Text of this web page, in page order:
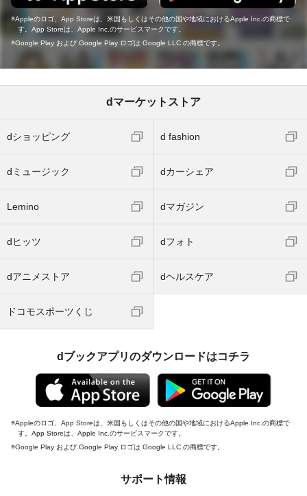
Appleのロゴ、App Storeは、米国もしくはその他の国や地域におけるApple Inc.の商標で
す。App Storeは、Apple Inc.のサービスマークです。
Google Play および Google Play ロゴは Google LLC の商標です。
dマーケットストア
dショッピング d fashion
dミュージック dカーシェア
Lemino dマガジン
dヒッツ dフォト
dアニメストア dヘルスケア
ドコモスポーツくじ
dブックアプリのダウンロードはコチラ
Appleのロゴ、App Storeは、米国もしくはその他の国や地域におけるApple Inc.の商標で
す。App Storeは、Apple Inc.のサービスマークです。
Google Play および Google Play ロゴは Google LLC の商標です。
サポート情報